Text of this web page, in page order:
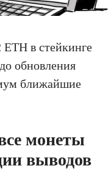
в стейкинге
обновления
ближайшие
монеты
выводов